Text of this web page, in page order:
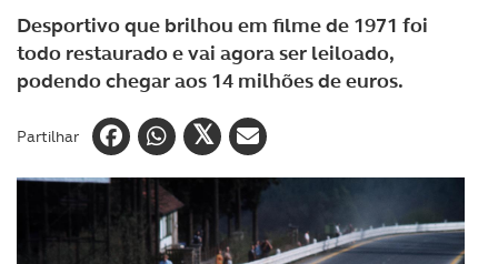
Desportivo que brilhou em filme de 1971 foi
todo restaurado e vai agora ser leiloado,
podendo chegar aos 14 milhões de euros.
Partilhar